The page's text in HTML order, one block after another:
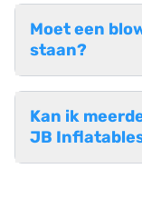
Moet een
staan?
Kan ik
JB